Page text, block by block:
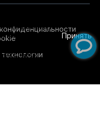
использовать
Принять